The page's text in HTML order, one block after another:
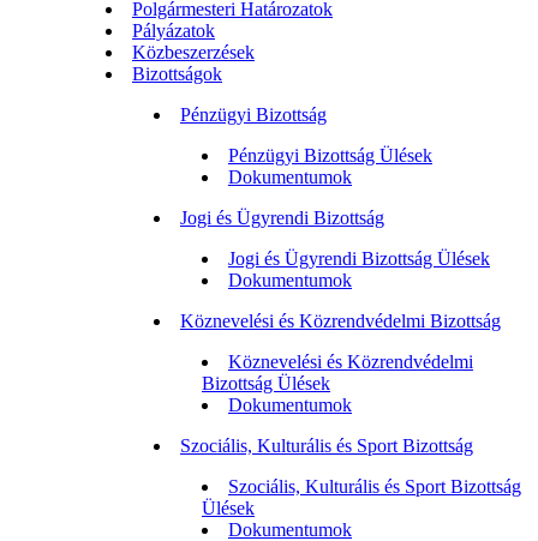
Polgármesteri Határozatok
Pályázatok
Közbeszerzések
Bizottságok
Pénzügyi Bizottság
Pénzügyi Bizottság Ülések
Dokumentumok
Jogi és Ügyrendi Bizottság
Jogi és Ügyrendi Bizottság Ülések
Dokumentumok
Köznevelési és Közrendvédelmi Bizottság
Köznevelési és Közrendvédelmi
Bizottság Ülések
Dokumentumok
Szociális, Kulturális és Sport Bizottság
Szociális, Kulturális és Sport Bizottság
Ülések
Dokumentumok